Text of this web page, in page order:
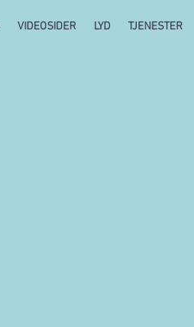
VIDEOSIDER LYD TJENESTER